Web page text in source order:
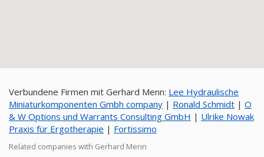
Verbundene Firmen mit Gerhard Menn: Lee Hydraulische
Miniaturkomponenten Gmbh company | Ronald Schmidt | O
& W Options und Warrants Consulting GmbH | Ulrike Nowak
Praxis für Ergotherapie | Fortissimo
Related companies with Gerhard Menn